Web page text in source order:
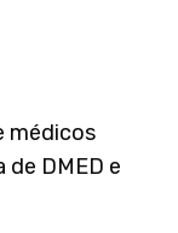
médicos
DMED e